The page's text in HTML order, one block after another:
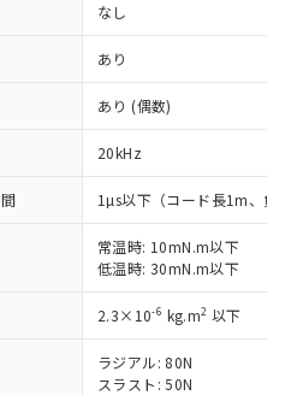
なし
あり
あり (偶数)
20kHz
1µs以下（コード長1m、負
常温時: 10mN.m以下
低温時: 30mN.m以下
2.3×10-6 kg.m2 以下
ラジアル: 80N
スラスト: 50N
ただき、同意のうえ
指令（10物質）の
品が提供可能な商品で
指令（10物質）の非含
切り替える予定のある
RoHS指令（10物質）の
で、対応品を出す予